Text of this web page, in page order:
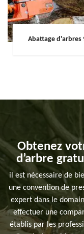
Abattage d'arbres
Obtenez
d’arbre
il est nécessaire de
une convention de
expert dans le
effectuer une
établis par les